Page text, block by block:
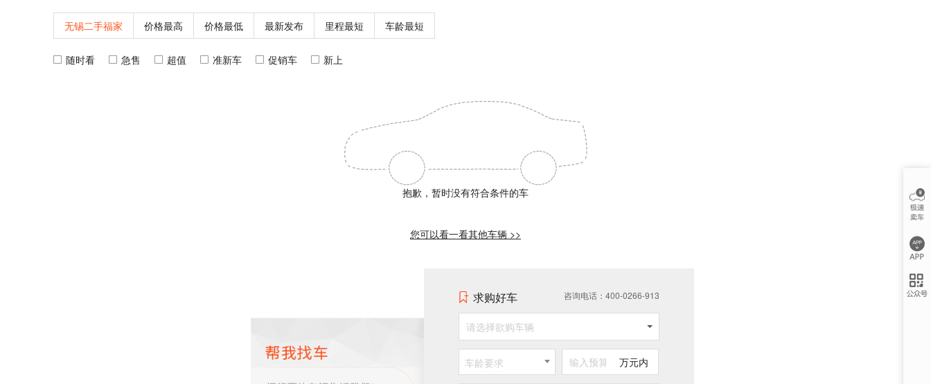
无锡二手福家 价格最高 价格最低 最新发布 里程最短 车龄最短
随时看 急售 超值 准新车 促销车 新上
抱歉，暂时没有符合条件的车
您可以看一看其他车辆 >>
求购好车 咨询电话：400-0266-913
请选择欲购车辆
车龄要求 万元内